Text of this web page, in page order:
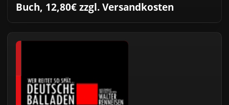
Buch, 12,80€ zzgl. Versandkosten